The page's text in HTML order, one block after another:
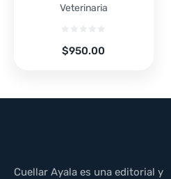
Veterinaria
$950.00
Cuellar Ayala es una editorial y